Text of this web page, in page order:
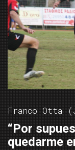
Franco Otta
“Por
quedarme